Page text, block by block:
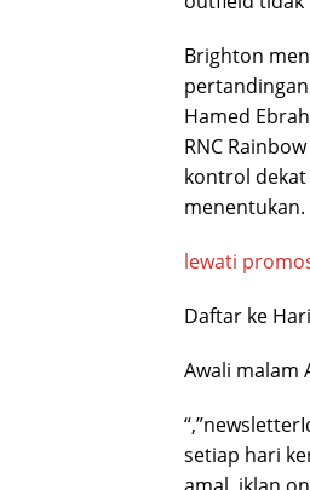
Brighton
Hamed
RNC
kontrol
menentukan.
lewati
Daftar ke
Awali malam
setiap hari